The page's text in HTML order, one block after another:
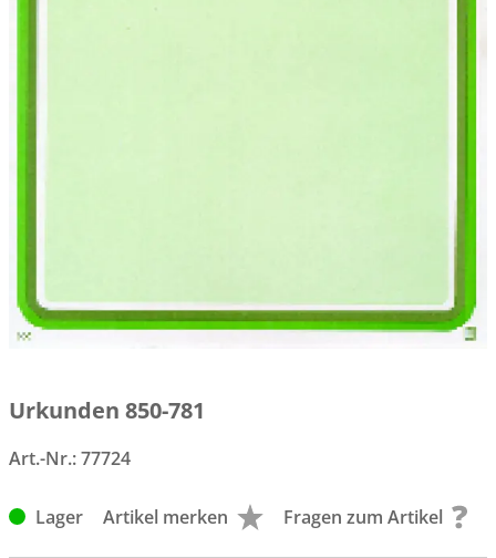
Urkunden 850-781
Art.-Nr.:77724
Lager Artikel merken Fragen zum Artikel